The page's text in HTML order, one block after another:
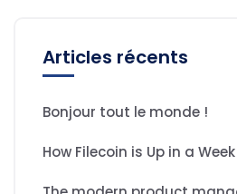
Articles récents
Bonjour tout le monde !
How Filecoin is Up in a